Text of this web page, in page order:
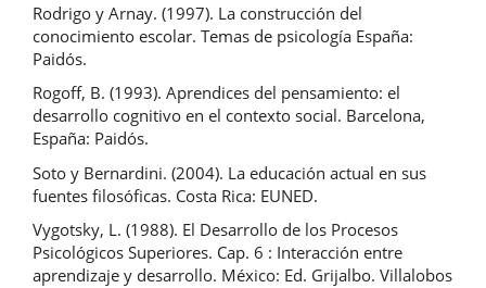
Rodrigo y Arnay. (1997). La construcción del
conocimiento escolar. Temas de psicología España:
Paidós.
Rogoff, B. (1993). Aprendices del pensamiento: el
desarrollo cognitivo en el contexto social. Barcelona,
España: Paidós.
Soto y Bernardini. (2004). La educación actual en sus
fuentes filosóficas. Costa Rica: EUNED.
Vygotsky, L. (1988). El Desarrollo de los Procesos
Psicológicos Superiores. Cap. 6 : Interacción entre
aprendizaje y desarrollo. México: Ed. Grijalbo. Villalobos